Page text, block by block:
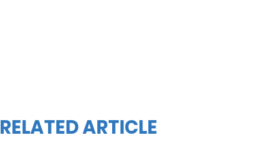
RELATED ARTICLE